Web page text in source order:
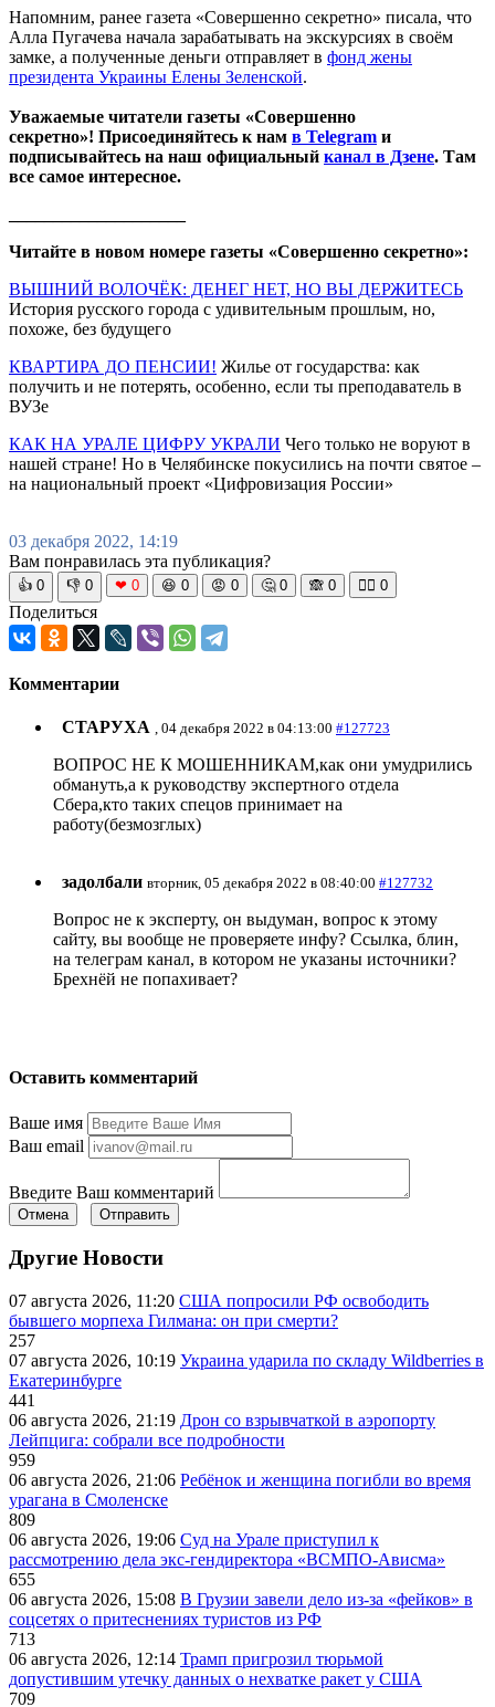
Напомним, ранее газета «Совершенно секретно» писала, что
Алла Пугачева начала зарабатывать на экскурсиях в своём
замке, а полученные деньги отправляет в фонд жены
президента Украины Елены Зеленской.
Уважаемые читатели газеты «Совершенно
секретно»! Присоединяйтесь к нам в Telegram и
подписывайтесь на наш официальный канал в Дзене. Там
все самое интересное.
Читайте в новом номере газеты «Совершенно секретно»:
ВЫШНИЙ ВОЛОЧЁК: ДЕНЕГ НЕТ, НО ВЫ ДЕРЖИТЕСЬ
История русского города с удивительным прошлым, но,
похоже, без будущего
КВАРТИРА ДО ПЕНСИИ! Жилье от государства: как
получить и не потерять, особенно, если ты преподаватель в
ВУЗе
КАК НА УРАЛЕ ЦИФРУ УКРАЛИ Чего только не воруют в
нашей стране! Но в Челябинске покусились на почти святое –
на национальный проект «Цифровизация России»
03 декабря 2022, 14:19
Вам понравилась эта публикация?
👍 0 👎 0 ❤ 0 😆 0 😡 0 🤔 0 🙈 0 🧘‍♀️ 0
Поделиться
Комментарии
СТАРУХА , 04 декабря 2022 в 04:13:00 #127723
ВОПРОС НЕ К МОШЕННИКАМ,как они умудрились
обмануть,а к руководству экспертного отдела
Сбера,кто таких спецов принимает на
работу(безмозглых)
задолбали вторник, 05 декабря 2022 в 08:40:00 #127732
Вопрос не к эксперту, он выдуман, вопрос к этому
сайту, вы вообще не проверяете инфу? Ссылка, блин,
на телеграм канал, в котором не указаны источники?
Брехнёй не попахивает?
Оставить комментарий
Ваше имя
Ваш email
Введите Ваш комментарий
Отмена Отправить
Другие Новости
07 августа 2026, 11:20 США попросили РФ освободить
бывшего морпеха Гилмана: он при смерти?
257
07 августа 2026, 10:19 Украина ударила по складу Wildberries в
Екатеринбурге
441
06 августа 2026, 21:19 Дрон со взрывчаткой в аэропорту
Лейпцига: собрали все подробности
959
06 августа 2026, 21:06 Ребёнок и женщина погибли во время
урагана в Смоленске
809
06 августа 2026, 19:06 Суд на Урале приступил к
рассмотрению дела экс-гендиректора «ВСМПО-Ависма»
655
06 августа 2026, 15:08 В Грузии завели дело из-за «фейков» в
соцсетях о притеснениях туристов из РФ
713
06 августа 2026, 12:14 Трамп пригрозил тюрьмой
допустившим утечку данных о нехватке ракет у США
709